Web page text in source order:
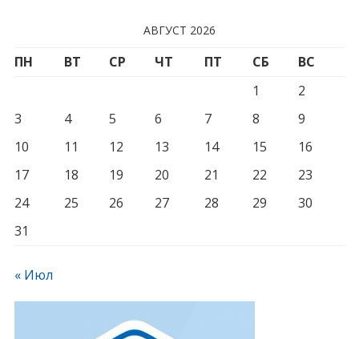
АВГУСТ 2026
ПН ВТ СР ЧТ ПТ СБ
ВС
1
2
3
4 5 6 7 8
9
10
11 12 13 14 15
16
17
18 19 20 21 22
23
24
25 26 27 28 29
30
31
« Июл